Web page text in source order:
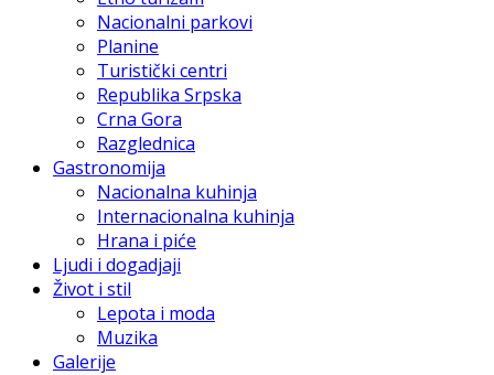
Nacionalni parkovi
Planine
Turistički centri
Republika Srpska
Crna Gora
Razglednica
Gastronomija
Nacionalna kuhinja
Internacionalna kuhinja
Hrana i piće
Ljudi i dogadjaji
Život i stil
Lepota i moda
Muzika
Galerije